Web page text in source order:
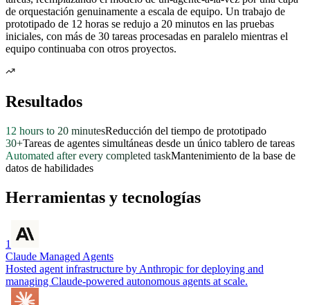
de orquestación genuinamente a escala de equipo. Un trabajo de
prototipado de 12 horas se redujo a 20 minutos en las pruebas
iniciales, con más de 30 tareas procesadas en paralelo mientras el
equipo continuaba con otros proyectos.
Resultados
12 hours to 20 minutesReducción del tiempo de prototipado
30+Tareas de agentes simultáneas desde un único tablero de tareas
Automated after every completed taskMantenimiento de la base de
datos de habilidades
Herramientas y tecnologías
1
Claude Managed Agents
Hosted agent infrastructure by Anthropic for deploying and
managing Claude-powered autonomous agents at scale.